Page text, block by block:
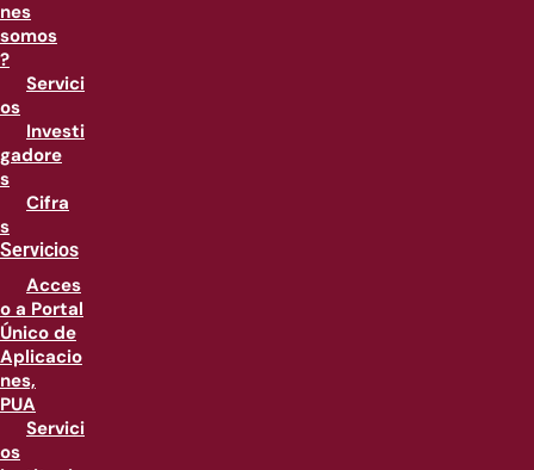
nes
somos
?
Servici
os
Investi
gadore
s
Cifra
s
Servicios
Acces
o a Portal
Único de
Aplicacio
nes,
PUA
Servici
os